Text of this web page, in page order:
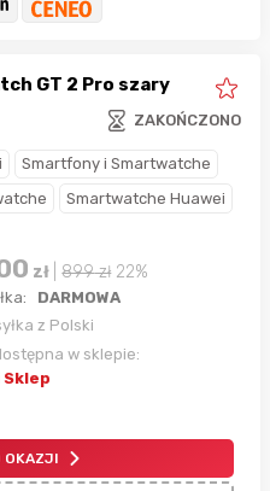
GT 2 Pro szary
ZAKOŃCZONO
Smartfony i Smartwatche
Smartwatche Huawei
zł 899zł 22%
DARMOWA
z Polski
w sklepie:
Sklep
OKAZJI